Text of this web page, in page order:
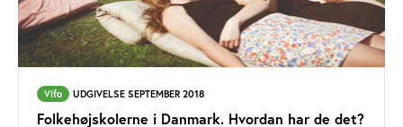
Vifo UDGIVELSE SEPTEMBER 2018
Folkehøjskolerne i Danmark. Hvordan har de det?